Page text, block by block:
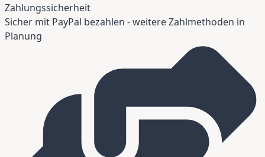
Zahlungssicherheit
Sicher mit PayPal bezahlen - weitere Zahlmethoden in
Planung